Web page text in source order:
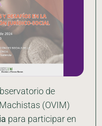
de
(OVIM)
para participar en